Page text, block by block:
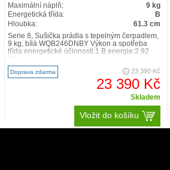
Maximální náplň:
9 kg
Energetická třída:
B
Hloubka:
61.3 cm
Serie 8, Sušička prádla s tepelným čerpadlem,
9 kg, bílá WQB246DNBY Výkon a spotřeba
třída energetické účinnosti:1 B energie:2 92
Doprava zdarma 23 390 Kč
23 390 Kč
Skladem
Vložit do košíku